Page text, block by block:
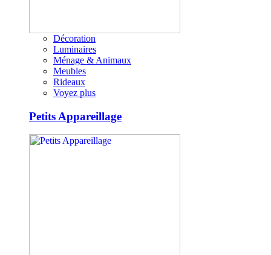
Décoration
Luminaires
Ménage & Animaux
Meubles
Rideaux
Voyez plus
Petits Appareillage